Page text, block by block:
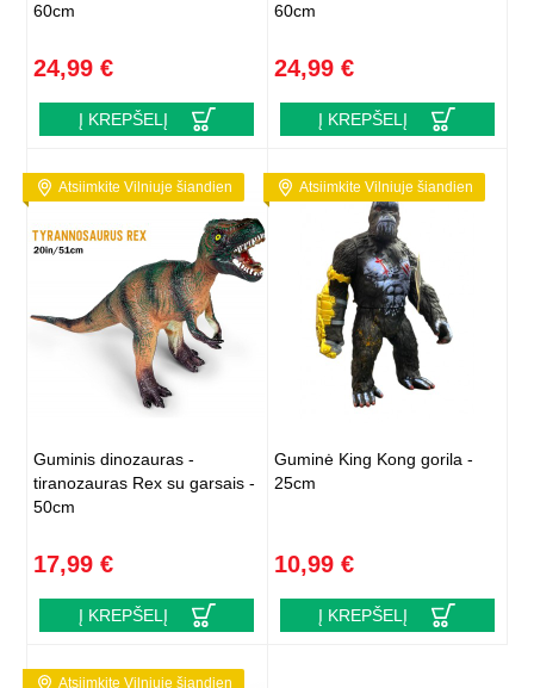
60cm
24,99 €
Į KREPŠELĮ
60cm
24,99 €
Į KREPŠELĮ
Atsiimkite Vilniuje šiandien
Guminis dinozauras -
tiranozauras Rex su garsais -
50cm
17,99 €
Į KREPŠELĮ
Atsiimkite Vilniuje šiandien
Guminė King Kong gorila -
25cm
10,99 €
Į KREPŠELĮ
Atsiimkite Vilniuje šiandien